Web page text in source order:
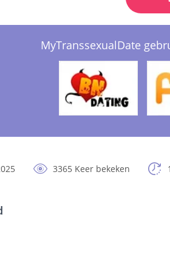
MyTranssexualDate
3365 Keer bekeken